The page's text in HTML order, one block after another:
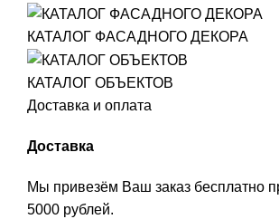
КАТАЛОГ ФАСАДНОГО ДЕКОРА
КАТАЛОГ ОБЪЕКТОВ
Доставка и оплата
Доставка
Мы привезём Ваш заказ бесплатно
5000 рублей.